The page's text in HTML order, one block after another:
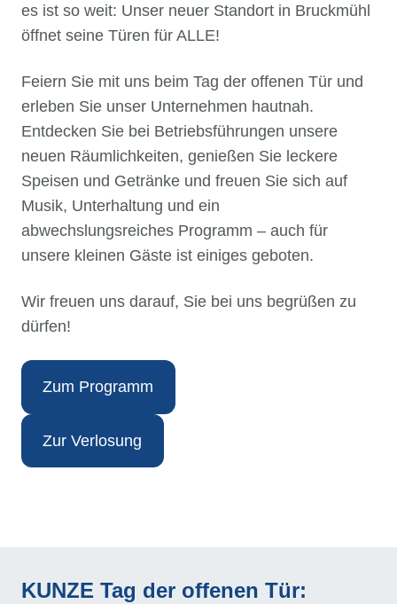
es ist so weit: Unser neuer Standort in Bruckmühl
öffnet seine Türen für ALLE!
Feiern Sie mit uns beim Tag der offenen Tür und
erleben Sie unser Unternehmen hautnah.
Entdecken Sie bei Betriebsführungen unsere
neuen Räumlichkeiten, genießen Sie leckere
Speisen und Getränke und freuen Sie sich auf
Musik, Unterhaltung und ein
abwechslungsreiches Programm – auch für
unsere kleinen Gäste ist einiges geboten.
Wir freuen uns darauf, Sie bei uns begrüßen zu
dürfen!
Zum Programm
Zur Verlosung
KUNZE Tag der offenen Tür: